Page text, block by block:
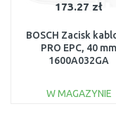
173.27 zł
BOSCH Zacisk
PRO EPC, 40 mm
1600A032GA
W MAGAZYNIE